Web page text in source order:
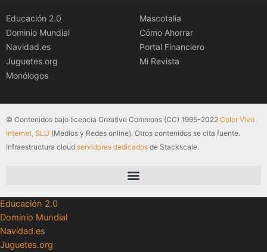
Educación 2.0
Dominio Mundial
Navidad.es
Juguetes.org
Monólogos
Mascotalia
Cómo Ahorrar
Portal Financiero
Mi Revista
© Contenidos bajo licencia Creative Commons (CC) 1995-2022 Color Vivo
Internet, SLU (Medios y Redes online). Otros contenidos se cita fuente.
Infraestructura cloud servidores dedicados de Stackscale.
Educación 2.0
Dominio Mundial
Navidad.es
Juguetes.org